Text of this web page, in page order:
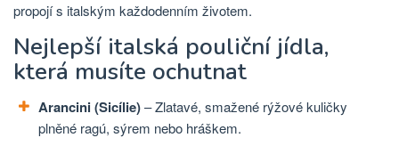
propojí s italským každodenním životem.
Nejlepší italská pouliční jídla,
která musíte ochutnat
Arancini (Sicílie)– Zlatavé, smažené rýžové kuličky
plněné ragú, sýrem nebo hráškem.